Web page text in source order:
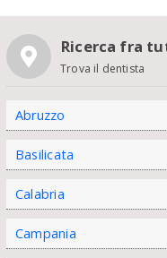
Ricerca fra
Trova il dentista
Abruzzo
Basilicata
Calabria
Campania